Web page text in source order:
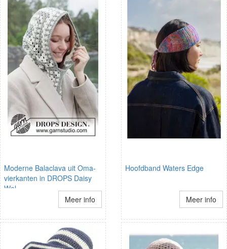
Moderne Balaclava uit Oma-
vierkanten in DROPS Daisy
Wol
Meer info
Hoofdband Waters Edge
Meer info